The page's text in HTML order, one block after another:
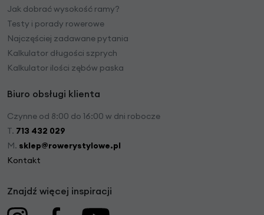
Jak dobrać wysokość ramy?
Testy i porady rowerowe
Najczęściej zadawane pytania
Kalkulator długości szprych
Kalkulator ilości zębów paska
Biuro obsługi klienta
Czynne od 8:00 do 16:00 w dni robocze
T. 713 432 029
M. sklep@rowerystylowe.pl
Kontakt
Znajdź więcej inspiracji